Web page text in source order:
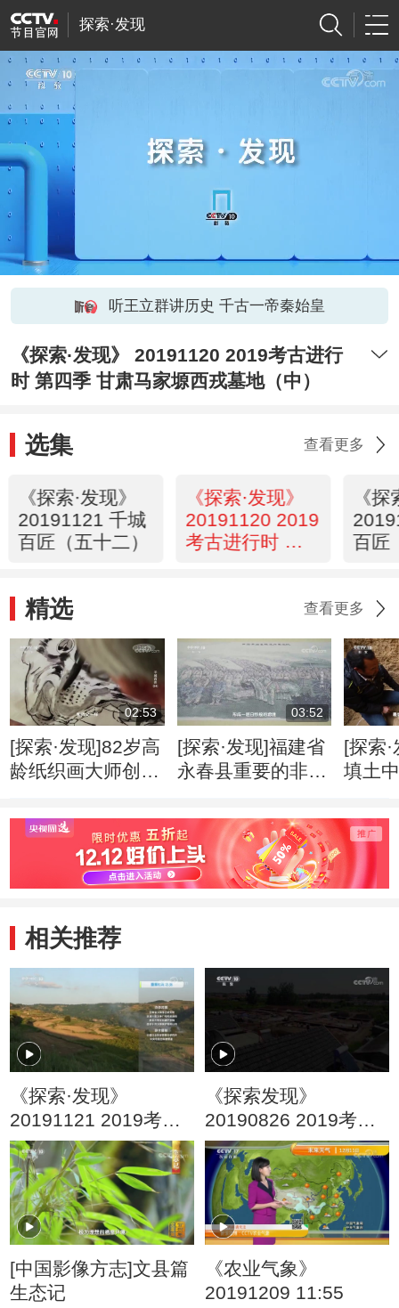
探索·发现
听王立群讲历史 千古一帝秦始皇
《探索·发现》 20191120 2019考古进行
时 第四季 甘肃马家塬西戎墓地（中）
选集 查看更多
《探索·发现》
20191121 千城
百匠（五十二）
《探索·发现》
20191120 2019
考古进行时 第
《
百匠
精选 查看更多
02:53
[探索·发现]82岁高
龄纸织画大师创作
03:52
[探索·发现]福建省
永春县重要的非物
纸织画
[探索
填土
视
相关推荐
《探索·发现》
20191121 2019考古
进行时 第四季 甘肃马
家塬西戎墓地（下）
《探索发现》
20190826 2019考古
进行时 第三季 尧王城
古墓发掘记
[中国影像方志]文县篇
生态记
《农业气象》
20191209 11:55